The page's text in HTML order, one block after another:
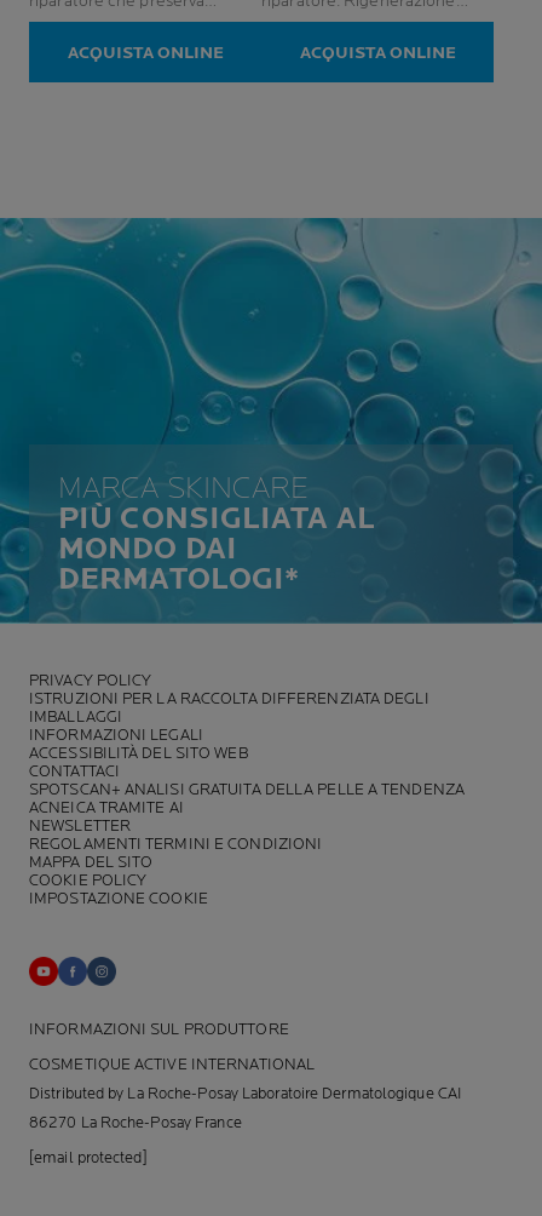
stelle.
recensioni
l'idratazione della pelle.
Rispetta il microbioma della
ACQUISTA ONLINE
stelle.
recensioni
quotidiana.
ACQUISTA ONLINE
MARCA SKINCARE
PIÙ CONSIGLIATA AL
MONDO DAI
DERMATOLOGI*
PRIVACY POLICY
ISTRUZIONI PER LA RACCOLTA DIFFERENZIATA DEGLI
IMBALLAGGI
INFORMAZIONI LEGALI
ACCESSIBILITÀ DEL SITO WEB
CONTATTACI
SPOTSCAN+ ANALISI GRATUITA DELLA PELLE A TENDENZA
ACNEICA TRAMITE AI
NEWSLETTER
REGOLAMENTI TERMINI E CONDIZIONI
MAPPA DEL SITO
COOKIE POLICY
IMPOSTAZIONE COOKIE
INFORMAZIONI SUL PRODUTTORE
COSMETIQUE ACTIVE INTERNATIONAL
Distributed by La Roche-Posay Laboratoire Dermatologique CAI
86270 La Roche-Posay France
[email protected]